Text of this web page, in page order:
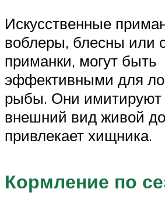
Искусственные
воблеры, блесны или
приманки, могут быть
эффективными для
рыбы. Они имитируют
внешний вид живой
привлекает хищника.
Кормление по